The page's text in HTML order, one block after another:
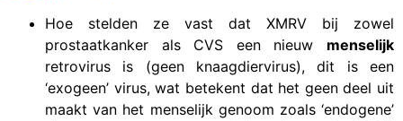
Hoe stelden ze vast dat XMRV bij zowel
prostaatkanker als CVS een nieuw menselijk
retrovirus is (geen knaagdiervirus), dit is een
‘exogeen’ virus, wat betekent dat het geen deel uit
maakt van het menselijk genoom zoals ‘endogene’